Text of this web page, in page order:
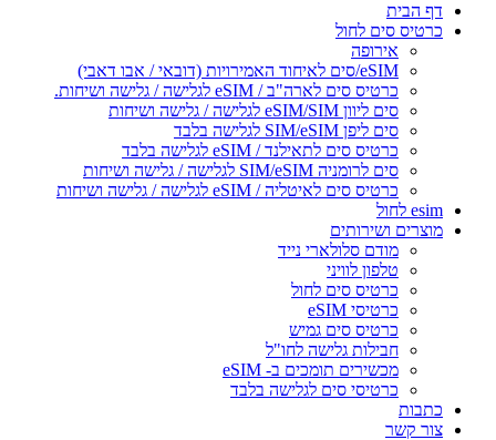
דף הבית
כרטיס סים לחול
אירופה
eSIM/סים לאיחוד האמירויות (דובאי / אבו דאבי)
כרטיס סים לארה"ב / eSIM לגלישה / גלישה ושיחות.
סים ליוון eSIM/SIM לגלישה / גלישה ושיחות
סים ליפן SIM/eSIM לגלישה בלבד
כרטיס סים לתאילנד / eSIM לגלישה בלבד
סים לרומניה SIM/eSIM לגלישה / גלישה ושיחות
כרטיס סים לאיטליה / eSIM לגלישה / גלישה ושיחות
esim לחול
מוצרים ושירותים
מודם סלולארי נייד
טלפון לוויני
כרטיס סים לחול
כרטיסי eSIM
כרטיס סים גמיש
חבילות גלישה לחו"ל
מכשירים תומכים ב- eSIM
כרטיסי סים לגלישה בלבד
כתבות
צור קשר